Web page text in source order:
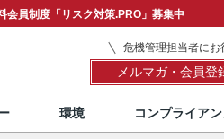
会員制度「リスク対策.PRO」募集中
危機管理担当者にお
メルマガ・会員登
環境 コンプライアン